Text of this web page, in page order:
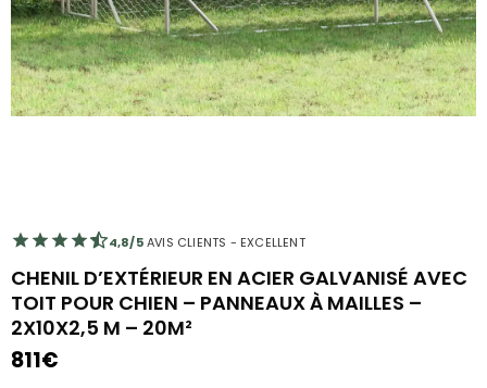
4,8/5AVIS CLIENTS - EXCELLENT
CHENIL D’EXTÉRIEUR EN ACIER GALVANISÉ AVEC
TOIT POUR CHIEN – PANNEAUX À MAILLES –
2X10X2,5 M – 20M²
811€